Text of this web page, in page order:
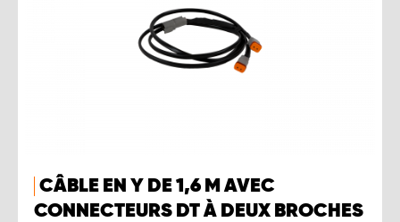
CÂBLE EN Y DE 1,6 M AVEC
CONNECTEURS DT À DEUX BROCHES